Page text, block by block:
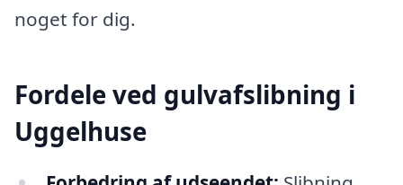
noget for dig.
Fordele ved gulvafslibning i
Uggelhuse